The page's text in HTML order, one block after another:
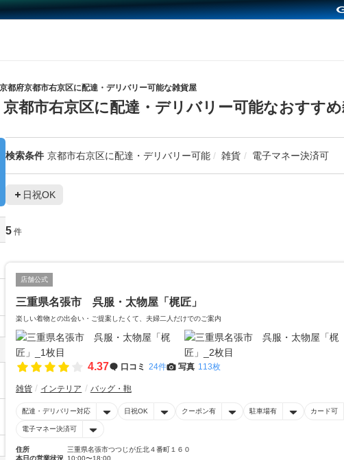
京都府京都市右京区に配達・デリバリー可能な雑貨屋
京都市右京区に配達・デリバリー可能なおすす
検索条件 京都市右京区に配達・デリバリー可能 雑貨 電子マネー決済可
日祝OK
5 件
店舗公式
三重県名張市 呉服・太物屋「梶匠」
楽しい着物との出会い・ご提案したくて、夫婦二人だけでのご案内
4.37 口コミ 24件 写真 113枚
雑貨 インテリア バッグ・鞄
配達・デリバリー対応 日祝OK クーポン有 駐車場有 カード可
電子マネー決済可
住所
三重県名張市つつじが丘北４番町１６０
本日の営業状況 10:00〜18:00